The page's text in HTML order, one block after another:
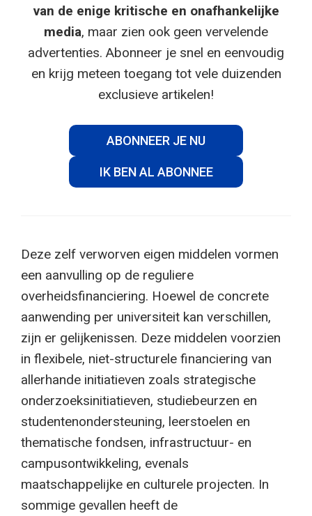
van de enige kritische en onafhankelijke
media, maar zien ook geen vervelende
advertenties. Abonneer je snel en eenvoudig
en krijg meteen toegang tot vele duizenden
exclusieve artikelen!
ABONNEER JE NU
IK BEN AL ABONNEE
Deze zelf verworven eigen middelen vormen
een aanvulling op de reguliere
overheidsfinanciering. Hoewel de concrete
aanwending per universiteit kan verschillen,
zijn er gelijkenissen. Deze middelen voorzien
in flexibele, niet-structurele financiering van
allerhande initiatieven zoals strategische
onderzoeksinitiatieven, studiebeurzen en
studentenondersteuning, leerstoelen en
thematische fondsen, infrastructuur- en
campusontwikkeling, evenals
maatschappelijke en culturele projecten. In
sommige gevallen heeft de